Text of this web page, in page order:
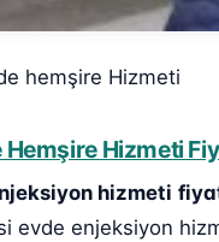
hemşire Hizmeti
Hizmeti
hizmeti
evde enjeksiyon